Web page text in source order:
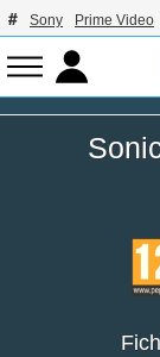
Sony Prime Video